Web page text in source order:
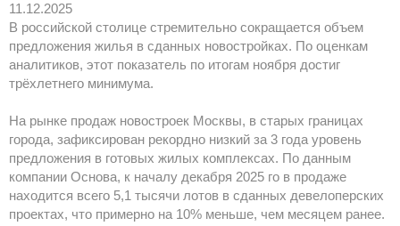
11.12.2025
В российской столице стремительно сокращается объем
предложения жилья в сданных новостройках. По оценкам
аналитиков, этот показатель по итогам ноября достиг
трёхлетнего минимума.
На рынке продаж новостроек Москвы, в старых границах
города, зафиксирован рекордно низкий за 3 года уровень
предложения в готовых жилых комплексах. По данным
компании Основа, к началу декабря 2025 го в продаже
находится всего 5,1 тысячи лотов в сданных девелоперских
проектах, что примерно на 10% меньше, чем месяцем ранее.